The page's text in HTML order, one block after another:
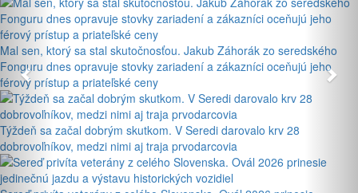
Mal sen, ktorý sa stal skutočnosťou. Jakub Záhorák zo seredského
Fonguru dnes opravuje stovky zariadení a zákazníci oceňujú jeho
férový prístup a priateľské ceny
Týždeň sa začal dobrým skutkom. V Seredi darovalo krv 28
dobrovoľníkov, medzi nimi aj traja prvodarcovia